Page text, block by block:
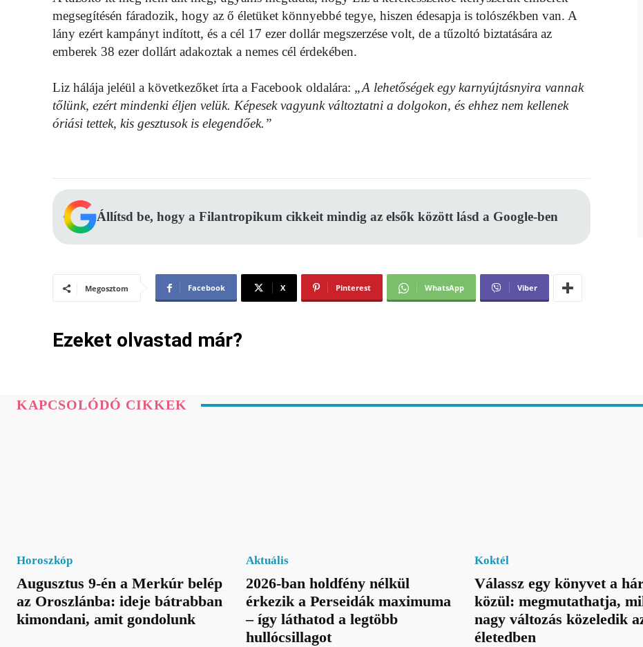
megsegítésén fáradozik, hogy az ő életüket könnyebbé tegye, hiszen édesapja is tolószékben van. A
lány ezért kampányt indított, és a cél 17 ezer dollár megszerzése volt, de a tűzoltó biztatására az
emberek 38 ezer dollárt adakoztak a nemes cél érdekében.
Liz hálája jeléül a következőket írta a Facebook oldalára: „A lehetőségek egy karnyújtásnyira vannak
tőlünk, ezért mindenki éljen velük. Képesek vagyunk változtatni a dolgokon, és ehhez nem kellenek
óriási tettek, kis gesztusok is elegendőek.”
Állítsd be, hogy a Filantropikum cikkeit mindig az elsők között lásd a Google-ben
Megosztom Facebook X Pinterest WhatsApp Viber
Ezeket olvastad már?
KAPCSOLÓDÓ CIKKEK
Horoszkóp
Augusztus 9-én a Merkúr belép
az Oroszlánba: ideje bátrabban
kimondani, amit gondolunk
Aktuális
2026-ban holdfény nélkül
érkezik a Perseidák maximuma
– így láthatod a legtöbb
hullócsillagot
Koktél
Válassz egy könyvet a
közül: megmutathatja,
nagy változás közeledik
életedben